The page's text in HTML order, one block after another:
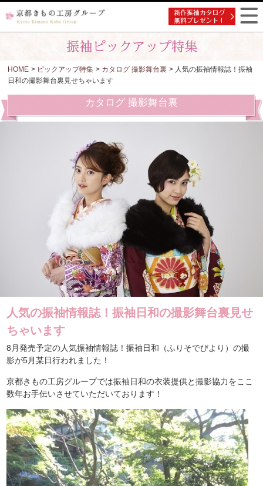
HOME > ピックアップ特集 > カタログ 撮影舞台裏 > 人気の振袖情報誌！振袖
日和の撮影舞台裏見せちゃいます
カタログ 撮影舞台裏
人気の振袖情報誌！振袖日和の撮影舞台裏見せ
ちゃいます
8月発売予定の人気振袖情報誌！振袖日和（ふりそでびより）の撮
影が5月某日行われました！
京都きもの工房グループでは振袖日和の衣装提供と撮影協力をここ
数年お手伝いさせていただいております！